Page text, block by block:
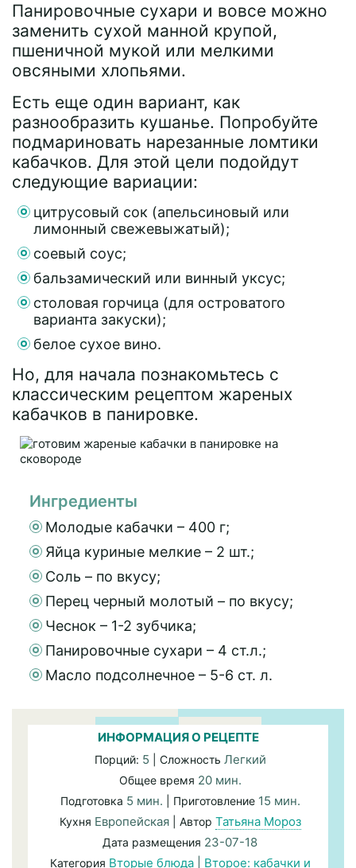
Панировочные сухари и вовсе можно
заменить сухой манной крупой,
пшеничной мукой или мелкими
овсяными хлопьями.
Есть еще один вариант, как
разнообразить кушанье. Попробуйте
подмариновать нарезанные ломтики
кабачков. Для этой цели подойдут
следующие вариации:
цитрусовый сок (апельсиновый или
лимонный свежевыжатый);
соевый соус;
бальзамический или винный уксус;
столовая горчица (для островатого
варианта закуски);
белое сухое вино.
Но, для начала познакомьтесь с
классическим рецептом жареных
кабачков в панировке.
Ингредиенты
Молодые кабачки – 400 г;
Яйца куриные мелкие – 2 шт.;
Соль – по вкусу;
Перец черный молотый – по вкусу;
Чеснок – 1-2 зубчика;
Панировочные сухари – 4 ст.л.;
Масло подсолнечное – 5-6 ст. л.
ИНФОРМАЦИЯ О РЕЦЕПТЕ
Порций: 5 | Сложность Легкий
Общее время 20 мин.
Подготовка 5 мин. | Приготовление 15 мин.
Кухня Европейская| Автор Татьяна Мороз
Дата размещения 23-07-18
Категория Вторые блюда| Второе: кабачки и